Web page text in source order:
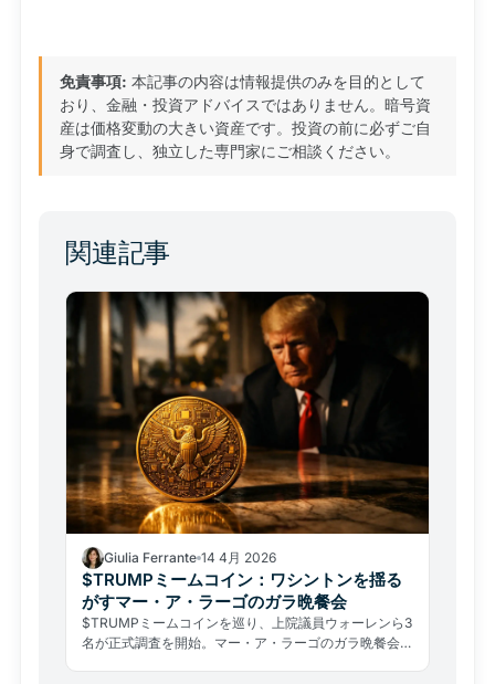
免責事項: 本記事の内容は情報提供のみを目的として
おり、金融・投資アドバイスではありません。暗号資
産は価格変動の大きい資産です。投資の前に必ずご自
身で調査し、独立した専門家にご相談ください。
関連記事
Giulia Ferrante 14 4月 2026
$TRUMPミームコイン：ワシントンを揺る
がすマー・ア・ラーゴのガラ晩餐会
$TRUMPミームコインを巡り、上院議員ウォーレンら3
名が正式調査を開始。マー・ア・ラーゴのガラ晩餐会は